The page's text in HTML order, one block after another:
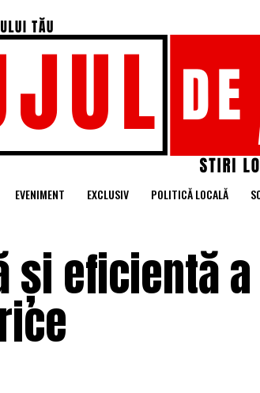
EVENIMENT EXCLUSIV POLITICĂ LOCALĂ
și eficientă a